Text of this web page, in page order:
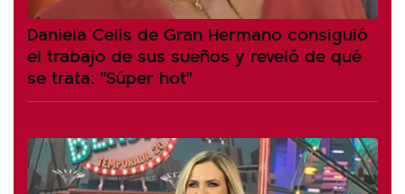
Daniela Celis de Gran Hermano consiguió
el trabajo de sus sueños y reveló de qué
se trata: "Súper hot"